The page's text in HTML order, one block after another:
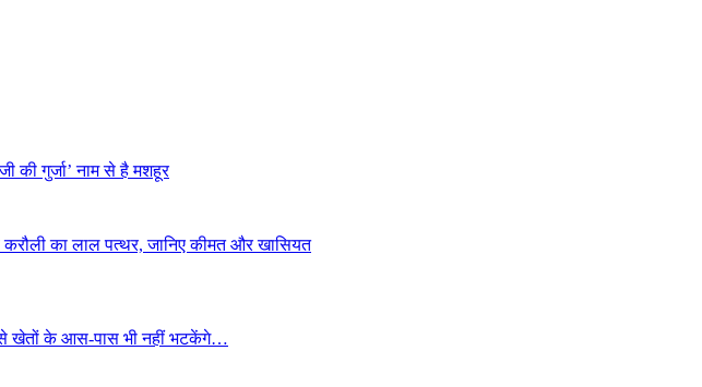
की गुर्जा’ नाम से है मशहूर
का लाल पत्थर, जानिए कीमत और खासियत
से खेतों के आस-पास भी नहीं भटकेंगे…